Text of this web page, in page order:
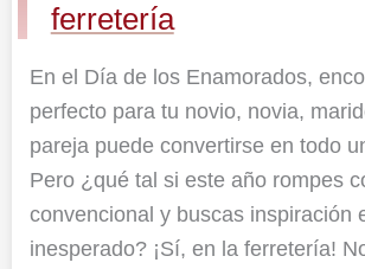
ferretería
En el Día de los Enamorados,
perfecto para tu novio, novia,
pareja puede convertirse en todo
Pero ¿qué tal si este año rompes
convencional y buscas inspiración
inesperado? ¡Sí, en la ferretería!